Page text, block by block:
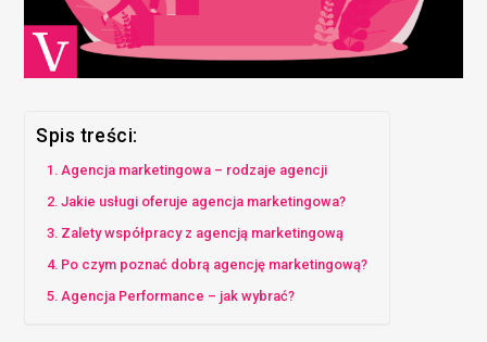
Spis treści:
Agencja marketingowa – rodzaje agencji
Jakie usługi oferuje agencja marketingowa?
Zalety współpracy z agencją marketingową
Po czym poznać dobrą agencję marketingową?
Agencja Performance – jak wybrać?